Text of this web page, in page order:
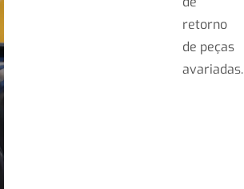
retorno
de peças
avariadas.